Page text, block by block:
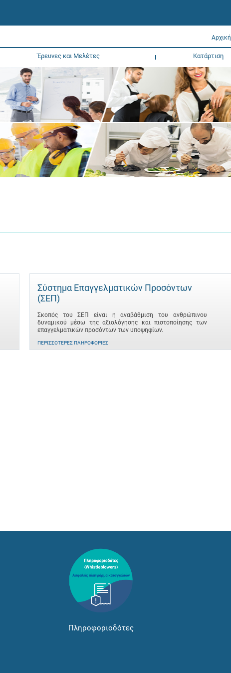
Αρχική
Έρευνες και Μελέτες Κατάρτιση
Σύστημα Επαγγελματικών Προσόντων
(ΣΕΠ)
Σκοπός του ΣΕΠ είναι η αναβάθμιση του ανθρώπινου
δυναμικού μέσω της αξιολόγησης και πιστοποίησης των
επαγγελματικών προσόντων των υποψηφίων.
ΠΕΡΙΣΣΌΤΕΡΕΣ ΠΛΗΡΟΦΟΡΊΕΣ
Πληροφοριοδότες